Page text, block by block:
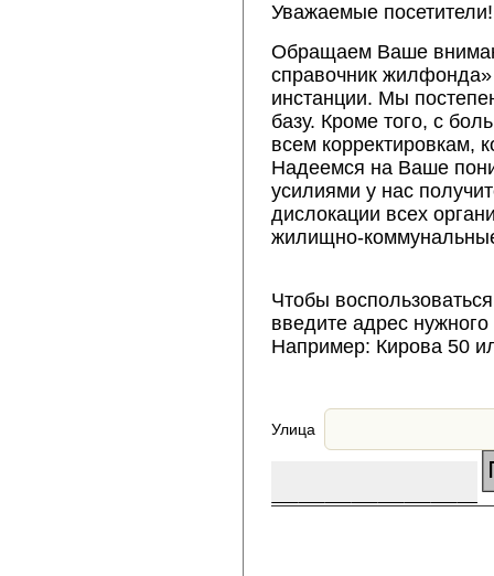
Уважаемые посетители!
Обращаем Ваше
справочник
инстанции. Мы
базу. Кроме того, с
всем корректировкам,
Надеемся на Ваше
усилиями у нас
дислокации всех
жилищно-
Чтобы
введите адрес
Например: Кирова 50
Улица